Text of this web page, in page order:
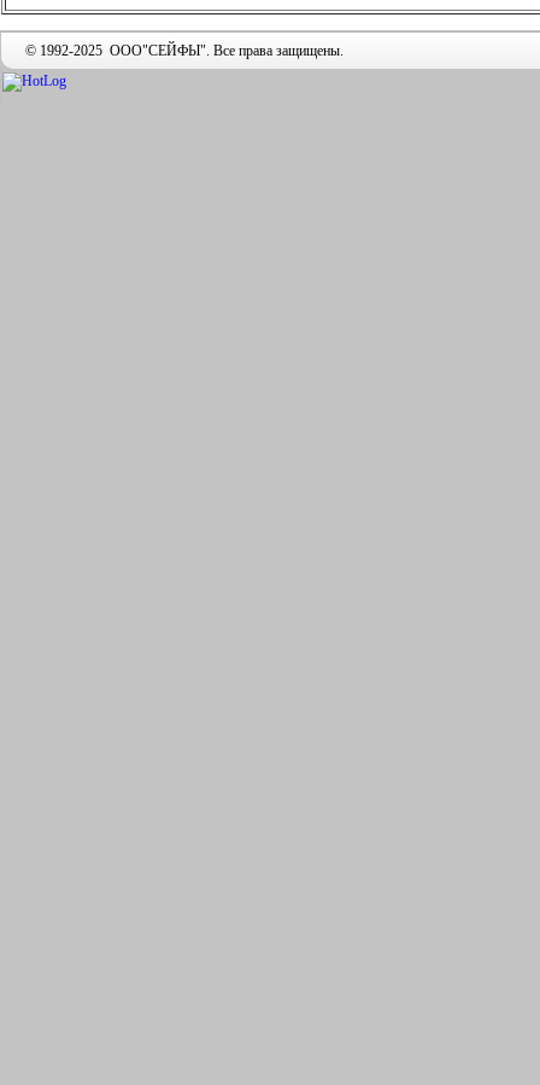
© 1992-2025 ООО"СЕЙФЫ". Все права защищены.